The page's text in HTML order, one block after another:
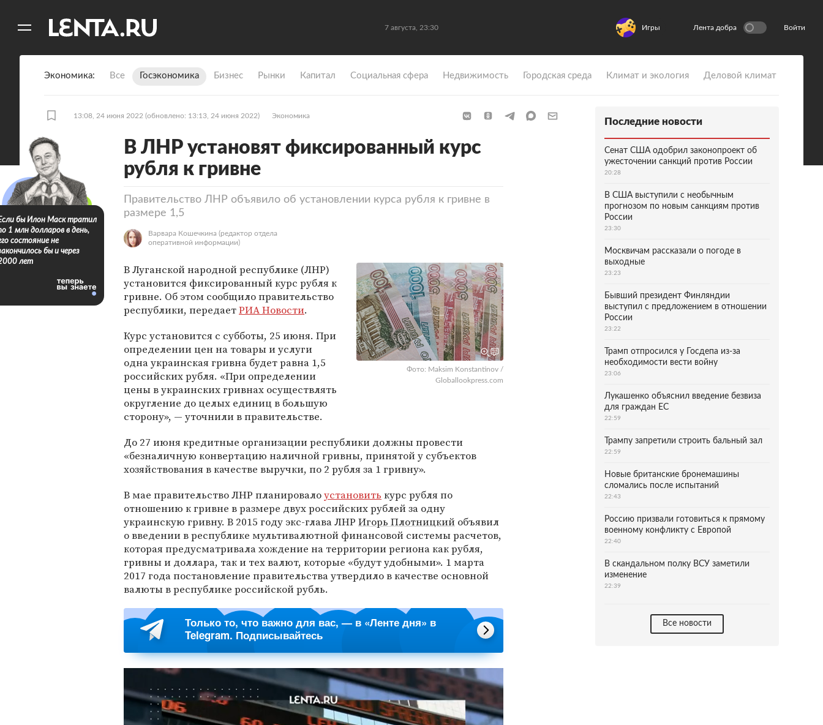
7 августа, 23:30 Игры Лента добра Войти
Экономика Все Госэкономика Бизнес Рынки Капитал Социальная сфера Недвижимость Городская среда Климат и экология Деловой климат
13:08, 24 июня 2022 (обновлено: 13:13, 24 июня 2022) Экономика
В ЛНР установят фиксированный курс
рубля к гривне
Правительство ЛНР объявило об установлении курса рубля к гривне в
размере 1,5
Варвара Кошечкина (редактор отдела
оперативной информации)
Фото: Maksim Konstantinov /
Globallookpress.com
В Луганской народной республике (ЛНР)
установится фиксированный курс рубля к
гривне. Об этом сообщило правительство
республики, передаетРИА Новости.
Курс установится с субботы, 25 июня. При
определении цен на товары и услуги
одна украинская гривна будет равна 1,5
российских рубля. «При определении
цены в украинских гривнах осуществлять
округление до целых единиц в большую
сторону», — уточнили в правительстве.
До 27 июня кредитные организации республики должны провести
«безналичную конвертацию наличной гривны, принятой у субъектов
хозяйствования в качестве выручки, по 2 рубля за 1 гривну».
В мае правительство ЛНР планировалоустановить курс рубля по
отношению к гривне в размере двух российских рублей за одну
украинскую гривну. В 2015 году экс-глава ЛНР Игорь Плотницкий объявил
о введении в республике мультивалютной финансовой системы расчетов,
которая предусматривала хождение на территории региона как рубля,
гривны и доллара, так и тех валют, которые «будут удобными». 1 марта
2017 года постановление правительства утвердило в качестве основной
валюты в республике российской рубль.
Только то, что важно для вас, — в «Ленте дня» в
Telegram. Подписывайтесь
бы Илон Маск тратил
1 млн долларов в день,
состояние не
бы и через
лет
Последние новости
Сенат США одобрил законопроект об
ужесточении санкций против России
20:28
В США выступили с необычным
прогнозом по новым санкциям против
России
23:30
Москвичам рассказали о погоде в
выходные
23:23
Бывший президент Финляндии
выступил с предложением в отношении
России
23:22
Трамп отпросился у Госдепа из-за
необходимости вести войну
23:06
Лукашенко объяснил введение безвиза
для граждан ЕС
22:59
Трампу запретили строить бальный зал
22:59
Новые британские бронемашины
сломались после испытаний
22:43
Россию призвали готовиться к прямому
военному конфликту с Европой
22:40
В скандальном полку ВСУ заметили
изменение
22:39
Все новости